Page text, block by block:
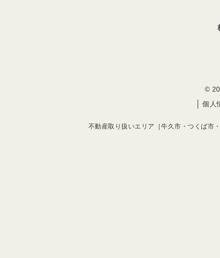
©
｜個人
不動産取り扱いエリア［牛久市・つくば市